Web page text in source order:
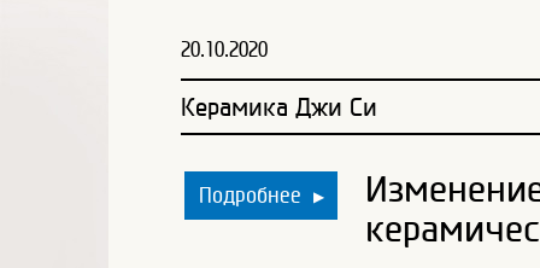
20.10.2020
Керамика Джи Си
Подробнее ▶